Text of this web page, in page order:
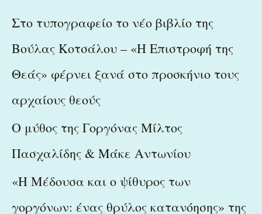
c
f
o
Στο τυπογραφείο το νέο βιβλίο της
Βούλας Κοτσάλου – «Η Επιστροφή της
Θεάς» φέρνει ξανά στο προσκήνιο τους
αρχαίους θεούς
Ο μύθος της Γοργόνας Μίλτος
Πασχαλίδης & Μάκε Αντωνίου
«Η Μέδουσα και ο ψίθυρος των
γοργόνων: ένας θρύλος κατανόησης» της